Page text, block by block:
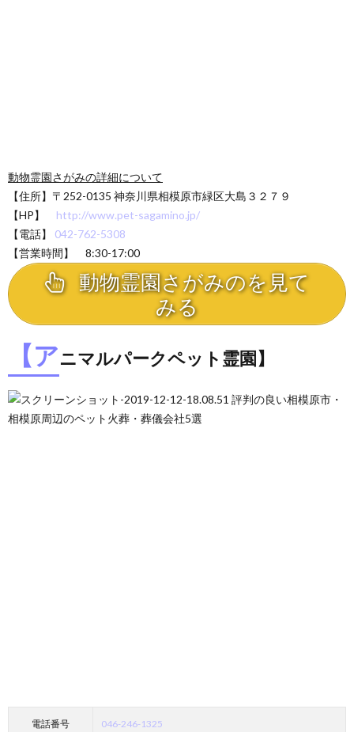
動物霊園さがみの詳細について
【住所】〒252-0135 神奈川県相模原市緑区大島３２７９
【HP】 http://www.pet-sagamino.jp/
【電話】 042-762-5308
【営業時間】 8:30-17:00
動物霊園さがみのを見て
みる
【アニマルパークペット霊園】
電話番号 046-246-1325